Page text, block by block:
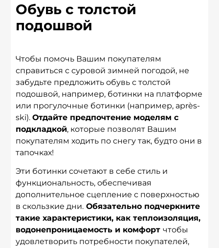
Обувь с толстой
подошвой
Чтобы помочь Вашим покупателям
справиться с суровой зимней погодой, не
забудьте предложить обувь с толстой
подошвой, например, ботинки на платформе
или прогулочные ботинки (например, après-
ski). Отдайте предпочтение моделям с
подкладкой, которые позволят Вашим
покупателям ходить по снегу так, будто они в
тапочках!
Эти ботинки сочетают в себе стиль и
функциональность, обеспечивая
дополнительное сцепление с поверхностью
в скользкие дни. Обязательно подчеркните
такие характеристики, как теплоизоляция,
водонепроницаемость и комфорт чтобы
удовлетворить потребности покупателей,